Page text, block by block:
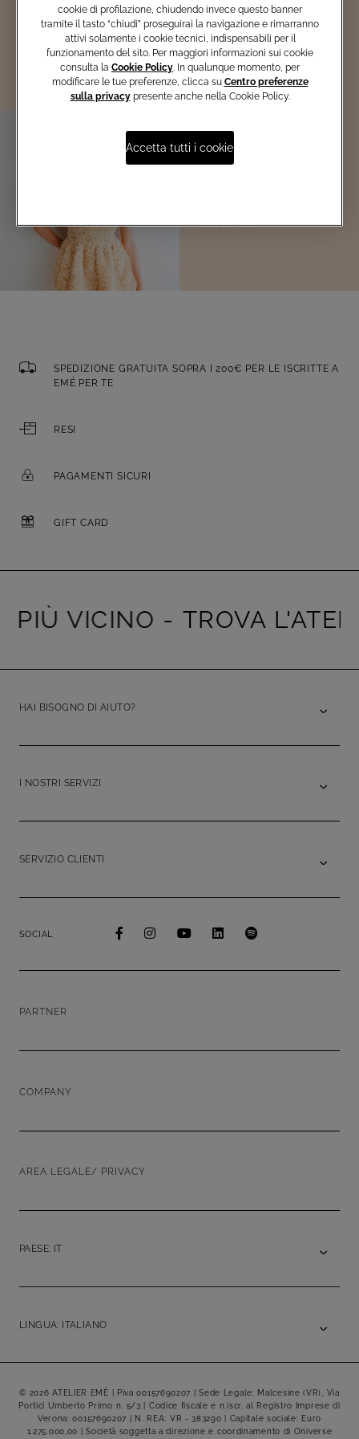
scopri i vantaggi esclusivi!
Iscriviti ora
SPEDIZIONE GRATUITA SOPRA I 200€ PER LE ISCRITTE A
EMÉ PER TE
RESI
PAGAMENTI SICURI
GIFT CARD
VICINO - TROVA
HAI BISOGNO DI AIUTO?
I NOSTRI SERVIZI
SERVIZIO CLIENTI
SOCIAL
PARTNER
COMPANY
AREA LEGALE/ PRIVACY
PAESE: IT
LINGUA: ITALIANO
© 2026 ATELIER EMÉ | Piva 00157690207 | Sede Legale: Malcesine (VR), Via
Portici Umberto Primo n. 5/3 | Codice fiscale e n.iscr. al Registro Imprese di
Verona: 00157690207 | N. REA: VR - 383290 | Capitale sociale: Euro
1.275.000,00 | Società soggetta a direzione e coordinamento di Oniverse
cookie di profilazione, chiudendo invece questo banner
tramite il tasto “chiudi” proseguirai la navigazione e rimarranno
attivi solamente i cookie tecnici, indispensabili per il
funzionamento del sito. Per maggiori informazioni sui cookie
consulta la Cookie Policy. In qualunque momento, per
modificare le tue preferenze, clicca su Centro preferenze
sulla privacypresente anche nella Cookie Policy.
Accetta tutti i cookie